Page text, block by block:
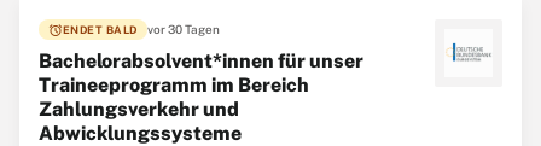
alarmENDET BALD vor 30 Tagen
Bachelorabsolvent*innen für unser
Traineeprogramm im Bereich
Zahlungsverkehr und
Abwicklungssysteme